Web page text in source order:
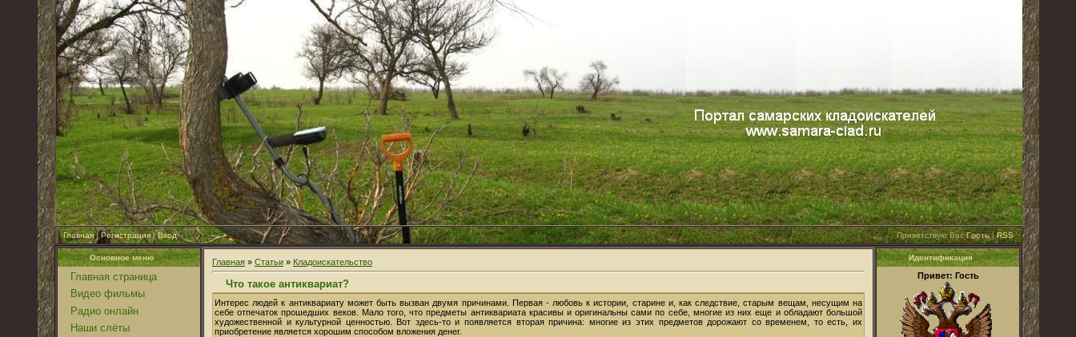
Главная|Регистрация|Вход Приветствую ВасГость|RSS
Основное меню
Главная страница
Видео фильмы
Радио онлайн
Наши слёты
Главная » Статьи » Кладоискательство
Что такое антиквариат?
Интерес людей к антиквариату может быть вызван двумя причинами. Первая - любовь к истории, старине и, как следствие, старым вещам, несущим на
себе отпечаток прошедших веков. Мало того, что предметы антиквариата красивы и оригинальны сами по себе, многие из них еще и обладают большой
художественной и культурной ценностью. Вот здесь-то и появляется вторая причина: многие из этих предметов дорожают со временем, то есть, их
приобретение является хорошим способом вложения денег.
Идентификация
Привет: Гость